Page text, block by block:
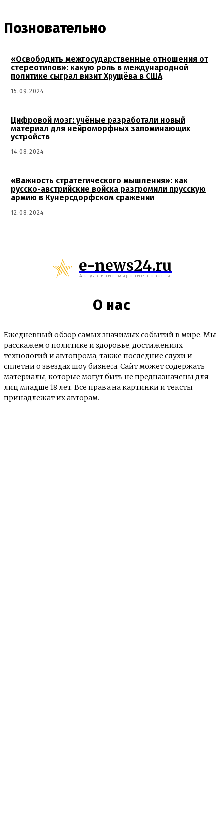
Позновательно
«Освободить межгосударственные отношения от
стереотипов»: какую роль в международной
политике сыграл визит Хрущёва в США
15.09.2024
Цифровой мозг: учёные разработали новый
материал для нейроморфных запоминающих
устройств
14.08.2024
«Важность стратегического мышления»: как
русско-австрийские войска разгромили прусскую
армию в Кунерсдорфском сражении
12.08.2024
e-news24.ru
Актуальные мировые новости
О нас
Ежедневный обзор самых значимых событий в мире. Мы
расскажем о политике и здоровье, достижениях
технологий и автопрома, также последние слухи и
сплетни о звездах шоу бизнеса. Сайт может содержать
материалы, которые могут быть не предназначены для
лиц младше 18 лет. Все права на картинки и тексты
принадлежат их авторам.